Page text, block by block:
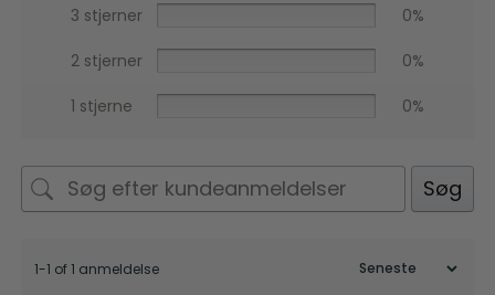
3 stjerner 0%
2 stjerner 0%
1 stjerne 0%
Søg
1-1 of 1 anmeldelse